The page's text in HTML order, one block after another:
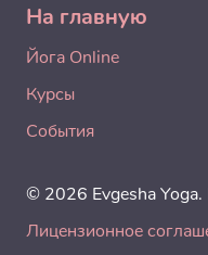
На главную
Йога Online
Курсы
События
© 2026 Evgesha
Лицензионное